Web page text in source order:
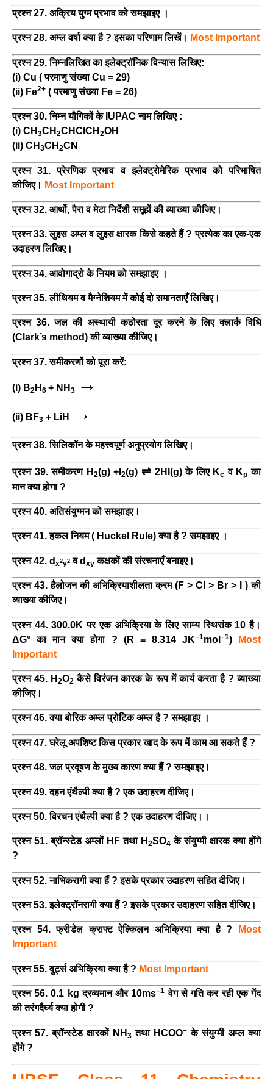
प्रश्न 27. अक्रिय युग्म प्रभाव को समझाइए ।
प्रश्न 28. अम्ल वर्षा क्या है ? इसका परिणाम लिखें। Most Important
प्रश्न 29. निम्नलिखित का इलेक्ट्रॉनिक विन्यास लिखिए:
(i) Cu ( परमाणु संख्या Cu = 29)
(ii) Fe2+ ( परमाणु संख्या Fe = 26)
प्रश्न 30. निम्न यौगिकों के IUPAC नाम लिखिए :
(i) CH 3CH 2CHCICH 2OH
(ii) CH 3CH 2CN
प्रश्न 31. प्रेरणिक प्रभाव व इलेक्ट्रोमेरिक प्रभाव को परिभाषित
कीजिए। Most Important
प्रश्न 32. आर्थो, पैरा व मेटा निर्देशी समूहों की व्याख्या कीजिए।
प्रश्न 33. लुइस अम्ल व लुइस क्षारक किसे कहते हैं ? प्रत्येक का एक-एक
उदाहरण लिखिए।
प्रश्न 34. आवोगाद्रो के नियम को समझाइए ।
प्रश्न 35. लीथियम व मैग्नेशियम में कोई दो समानताएँ लिखिए।
प्रश्न 36. जल की अस्थायी कठोरता दूर करने के लिए क्लार्क विधि
(Clark’s method) की व्याख्या कीजिए।
प्रश्न 37. समीकरणों को पूरा करें:
(i) B2 H 6 + NH 3 →
(ii) BF3 + LiH →
प्रश्न 38. सिलिकॉन के महत्त्वपूर्ण अनुप्रयोग लिखिए।
प्रश्न 39. समीकरण H 2(g) +I2(g) ⇌2HI(g) के लिए Kc व Kp का
मान क्या होगा ?
प्रश्न 40. अतिसंयुग्मन को समझाइए।
प्रश्न 41. हकल नियम ( Huckel Rule) क्या है ? समझाइए ।
प्रश्न 42. d x2y2 व d xy कक्षकों की संरचनाएँ बनाइए।
प्रश्न 43. हैलोजन की अभिक्रियाशीलता क्रम (F > CI > Br > I ) की
व्याख्या कीजिए।
प्रश्न 44. 300.0K पर एक अभिक्रिया के लिए साम्य स्थिरांक 10 है।
ΔG° का मान क्या होगा ? (R = 8.314 JK–1mol –1)
Most
Important
प्रश्न 45. H2O2 कैसे विरंजन कारक के रूप में कार्य करता है ? व्याख्या
कीजिए।
प्रश्न 46. क्या बोरिक अम्ल प्रोटिक अम्ल है ? समझाइए ।
प्रश्न 47. घरेलू अपशिष्ट किस प्रकार खाद के रूप में काम आ सकते हैं ?
प्रश्न 48. जल प्रदूषण के मुख्य कारण क्या हैं ? समझाइए।
प्रश्न 49. दहन एंथैल्पी क्या है ? एक उदाहरण दीजिए।
प्रश्न 50. विरचन एंथैल्पी क्या है ? एक उदाहरण दीजिए।।
प्रश्न 51. ब्रॉन्स्टेड अम्लों HF तथा H 2SO4 के संयुग्मी क्षारक क्या होंगे
?
प्रश्न 52. नाभिकरागी क्या हैं ? इसके प्रकार उदाहरण सहित दीजिए।
प्रश्न 53. इलेक्ट्रॉनरागी क्या हैं ? इसके प्रकार उदाहरण सहित दीजिए।
प्रश्न 54. फ्रीडेल क्राफ्ट ऐल्किलन अभिक्रिया क्या है ?
Most
Important
प्रश्न 55. वुर्ट्स अभिक्रिया क्या है ? Most Important
प्रश्न 56. 0.1 kg द्रव्यमान और 10ms–1 वेग से गति कर रही एक गेंद
की तरंगदैर्घ्य क्या होगी ?
प्रश्न 57. ब्रॉन्स्टेड क्षारकों NH 3 तथा HCOO– के संयुग्मी अम्ल क्या
होंगे ?